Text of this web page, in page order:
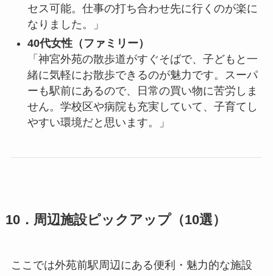
セス可能。仕事の打ち合わせ先に行くのが楽に
なりました。」
40代女性（ファミリー）
「神宮外苑の散歩道がすぐそばで、子どもと一
緒に気軽にお散歩できるのが魅力です。スーパ
ーも駅前にあるので、日常の買い物に苦労しま
せん。学校区や病院も充実していて、子育てし
やすい環境だと思います。」
10．周辺施設ピックアップ（10選）
ここでは外苑前駅周辺にある便利・魅力的な施設